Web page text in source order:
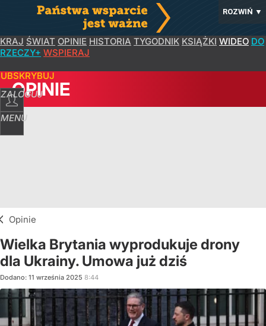
ROZWIŃ ▼
KRAJ ŚWIAT OPINIE HISTORIA TYGODNIK KSIĄŻKI WIDEO DO
RZECZY+ WSPIERAJ
ZALOGUJ
MENU
OPINIE
Opinie
Wielka Brytania wyprodukuje drony
dla Ukrainy. Umowa już dziś
Dodano: 11 września 2025 8:44